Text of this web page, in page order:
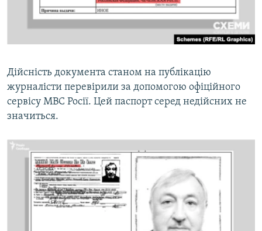
Дійсність документа станом на публікацію
журналісти перевірили за допомогою офіційного
сервісу МВС Росії. Цей паспорт серед недійсних не
значиться.